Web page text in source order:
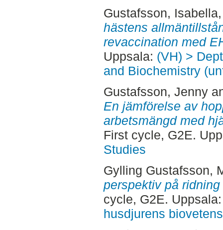
Gustafsson, Isabella
hästens
revaccination med
Uppsala: (VH) >
and Biochemistry
Gustafsson, Jenny
En jämförelse av
arbetsmängd med
First cycle, G2E.
Studies
Gylling Gustafsson,
perspektiv på
cycle, G2E.
husdjurens